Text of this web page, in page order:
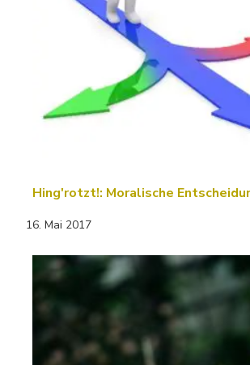
Hing'rotzt!: Moralische
16. Mai 2017